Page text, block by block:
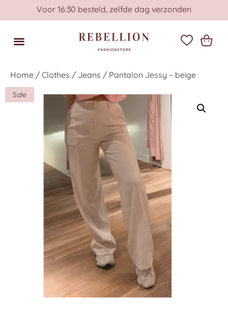
Voor 16:30 besteld, zelfde dag verzonden
Home / Clothes / Jeans / Pantalon Jessy – beige